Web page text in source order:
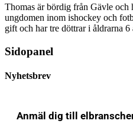
Thomas är bördig från Gävle och
ungdomen inom ishockey och
gift och har tre döttrar i åldrarna 6
Sidopanel
Nyhetsbrev
Anmäl dig till